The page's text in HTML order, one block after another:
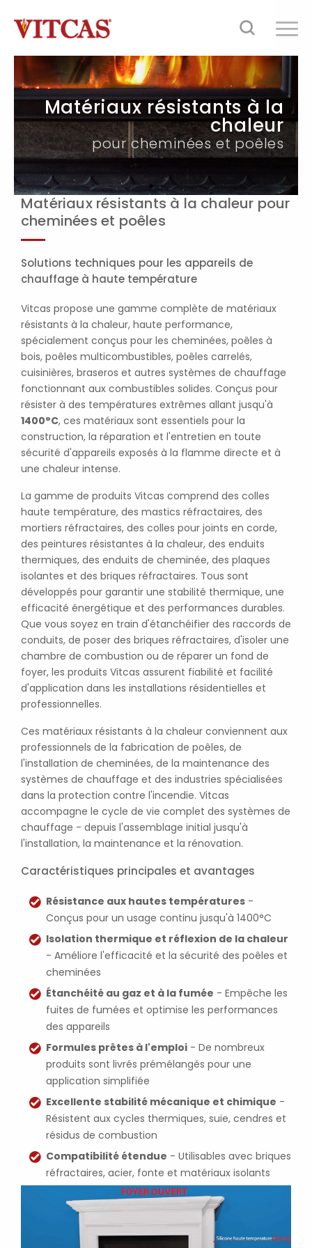
Matériaux résistants à la
chaleur
pour cheminées et poêles
Matériaux résistants à la chaleur pour
cheminées et poêles
Solutions techniques pour les appareils de
chauffage à haute température
Vitcas propose une gamme complète de matériaux
résistants à la chaleur, haute performance,
spécialement conçus pour les cheminées, poêles à
bois, poêles multicombustibles, poêles carrelés,
cuisinières, braseros et autres systèmes de chauffage
fonctionnant aux combustibles solides. Conçus pour
résister à des températures extrêmes allant jusqu'à
1400°C, ces matériaux sont essentiels pour la
construction, la réparation et l'entretien en toute
sécurité d'appareils exposés à la flamme directe et à
une chaleur intense.
La gamme de produits Vitcas comprend des colles
haute température, des mastics réfractaires, des
mortiers réfractaires, des colles pour joints en corde,
des peintures résistantes à la chaleur, des enduits
thermiques, des enduits de cheminée, des plaques
isolantes et des briques réfractaires. Tous sont
développés pour garantir une stabilité thermique, une
efficacité énergétique et des performances durables.
Que vous soyez en train d'étanchéifier des raccords de
conduits, de poser des briques réfractaires, d'isoler une
chambre de combustion ou de réparer un fond de
foyer, les produits Vitcas assurent fiabilité et facilité
d'application dans les installations résidentielles et
professionnelles.
Ces matériaux résistants à la chaleur conviennent aux
professionnels de la fabrication de poêles, de
l'installation de cheminées, de la maintenance des
systèmes de chauffage et des industries spécialisées
dans la protection contre l'incendie. Vitcas
accompagne le cycle de vie complet des systèmes de
chauffage - depuis l'assemblage initial jusqu'à
l'installation, la maintenance et la rénovation.
Caractéristiques principales et avantages
Résistance aux hautes températures -
Conçus pour un usage continu jusqu'à 1400°C
Isolation thermique et réflexion de la chaleur
- Améliore l'efficacité et la sécurité des poêles et
cheminées
Étanchéité au gaz et à la fumée - Empêche les
fuites de fumées et optimise les performances
des appareils
Formules prêtes à l'emploi - De nombreux
produits sont livrés prémélangés pour une
application simplifiée
Excellente stabilité mécanique et chimique -
Résistent aux cycles thermiques, suie, cendres et
résidus de combustion
Compatibilité étendue - Utilisables avec briques
réfractaires, acier, fonte et matériaux isolants